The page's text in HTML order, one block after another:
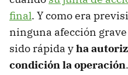
final. Y como era
ninguna afección grave
sido rápida yha
condición la operación.